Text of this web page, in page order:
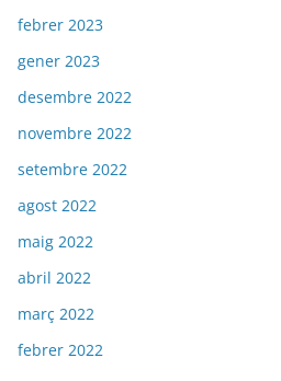
febrer 2023
gener 2023
desembre 2022
novembre 2022
setembre 2022
agost 2022
maig 2022
abril 2022
març 2022
febrer 2022